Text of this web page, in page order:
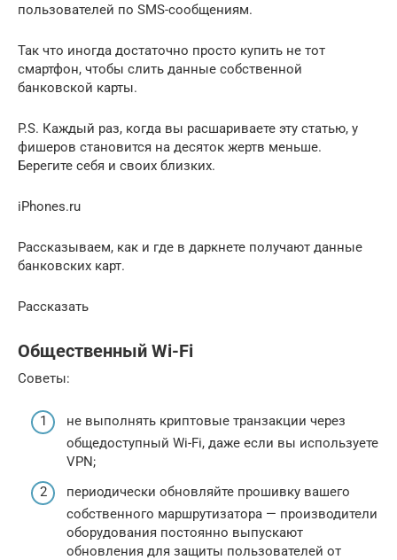
пользователей по SMS-сообщениям.
Так что иногда достаточно просто купить не тот
смартфон, чтобы слить данные собственной
банковской карты.
P.S. Каждый раз, когда вы расшариваете эту статью, у
фишеров становится на десяток жертв меньше.
Берегите себя и своих близких.
iPhones.ru
Рассказываем, как и где в даркнете получают данные
банковских карт.
Рассказать
Общественный Wi-Fi
Советы:
не выполнять криптовые транзакции через
общедоступный Wi-Fi, даже если вы используете
VPN;
периодически обновляйте прошивку вашего
собственного маршрутизатора — производители
оборудования постоянно выпускают
обновления для защиты пользователей от